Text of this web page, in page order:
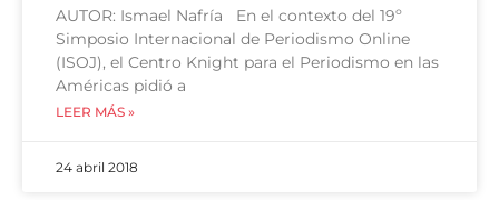
AUTOR: Ismael Nafría En el contexto del 19º
Simposio Internacional de Periodismo Online
(ISOJ), el Centro Knight para el Periodismo en las
Américas pidió a
LEER MÁS »
24 abril 2018